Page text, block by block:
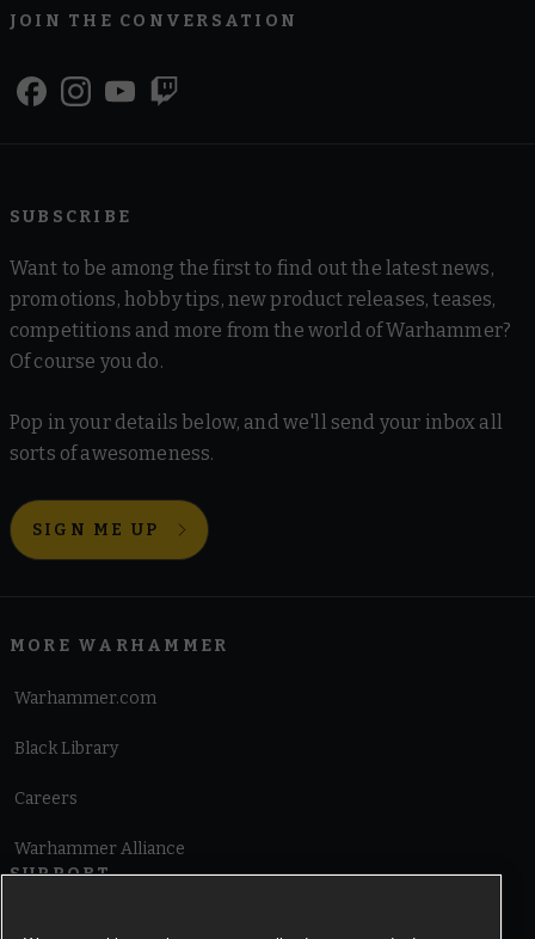
JOIN THE CONVERSATION
SUBSCRIBE
Want to be among the first to find out the latest news,
promotions, hobby tips, new product releases, teases,
competitions and more from the world of Warhammer?
Of course you do.
Pop in your details below, and we'll send your inbox all
sorts of awesomeness.
SIGN ME UP
MORE WARHAMMER
Warhammer.com
Black Library
Careers
Warhammer Alliance
SUPPORT